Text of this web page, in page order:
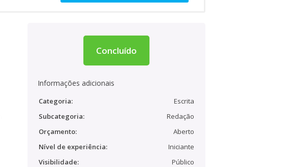
Concluído
Informações adicionais
Categoria:
Escrita
Subcategoria:
Redação
Orçamento:
Aberto
Nível de experiência:
Iniciante
Visibilidade:
Público